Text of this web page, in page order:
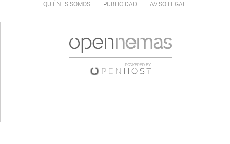
QUIÉNES SOMOS PUBLICIDAD AVISO LEGAL